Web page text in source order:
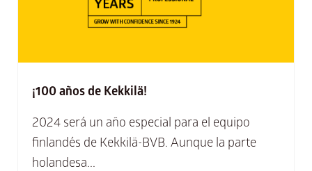
¡100 años de Kekkilä!
2024 será un año especial para el equipo
finlandés de Kekkilä-BVB. Aunque la parte
holandesa...